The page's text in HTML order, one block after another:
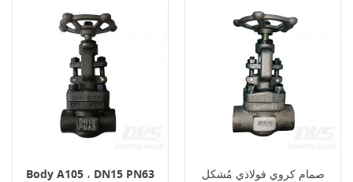
Body A105 ، DN15 PN63
صمام كروي فولاذي مُشكل